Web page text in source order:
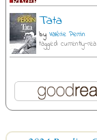
Tata
by Valérie Perrin
tagged: currently-